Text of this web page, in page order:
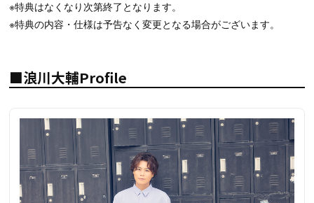
※特典はなくなり次第終了となります。
※特典の内容・仕様は予告なく変更となる場合がございます。
■浪川大輔Profile